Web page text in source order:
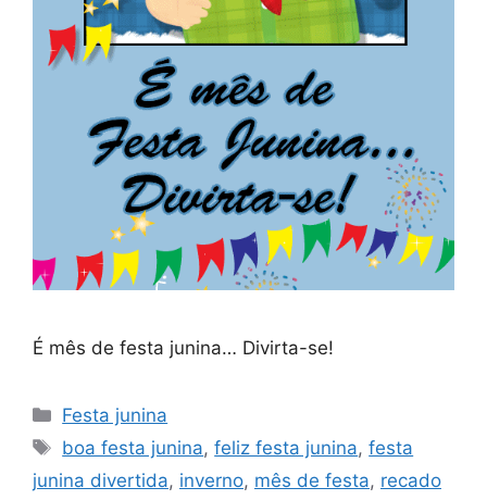
É mês de festa junina… Divirta-se!
Categorias
Festa junina
Tags
boa festa junina,feliz festa junina,festa
junina divertida, inverno, mês de festa, recado